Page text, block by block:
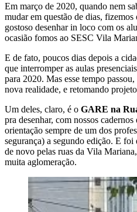
Em março de 2020, quando nem
mudar em questão de dias, fizemos
gostoso desenhar in loco com os
ocasião fomos ao SESC Vila
E de fato, poucos dias depois a
que interromper as aulas
para 2020. Mas esse tempo
nova realidade, e retomando
Um deles, claro, é o GARE na
pra desenhar, com nossos
orientação sempre de um dos
segurança) a segundo edição. E
de novo pelas ruas da Vila
muita aglomeração.